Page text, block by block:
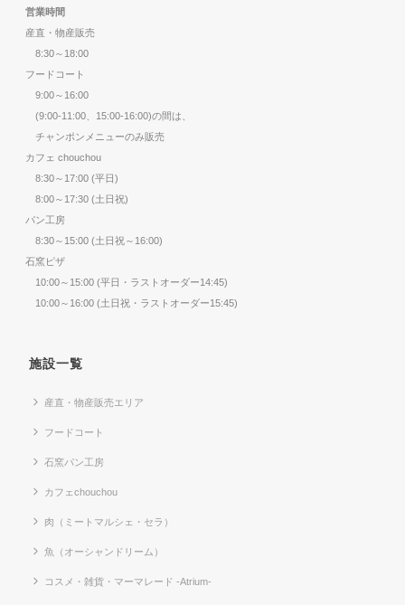
営業時間
産直・物産販売
8:30～18:00
フードコート
9:00～16:00
(9:00-11:00、15:00-16:00)の間は、
チャンポンメニューのみ販売
カフェ chouchou
8:30～17:00 (平日)
8:00～17:30 (土日祝)
パン工房
8:30～15:00 (土日祝～16:00)
石窯ピザ
10:00～15:00 (平日・ラストオーダー14:45)
10:00～16:00 (土日祝・ラストオーダー15:45)
施設一覧
産直・物産販売エリア
フードコート
石窯パン工房
カフェchouchou
肉（ミートマルシェ・セラ）
魚（オーシャンドリーム）
コスメ・雑貨・マーマレード -Atrium-